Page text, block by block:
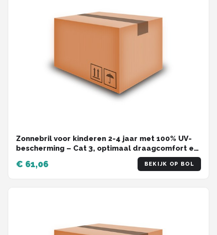
Zonnebril voor kinderen 2-4 jaar met 100% UV-
bescherming – Cat 3, optimaal draagcomfort en
€ 61,06 BEKIJK OP BOL